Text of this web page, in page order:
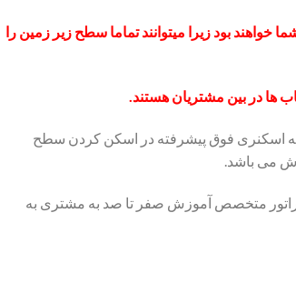
خواهند بود زیرا میتوانند تماما سطح زیر زمین را
ها در بین مشتریان هستند.
اسکنری فوق پیشرفته در اسکن کردن سطح
متخصص آموزش صفر تا صد به مشتری به